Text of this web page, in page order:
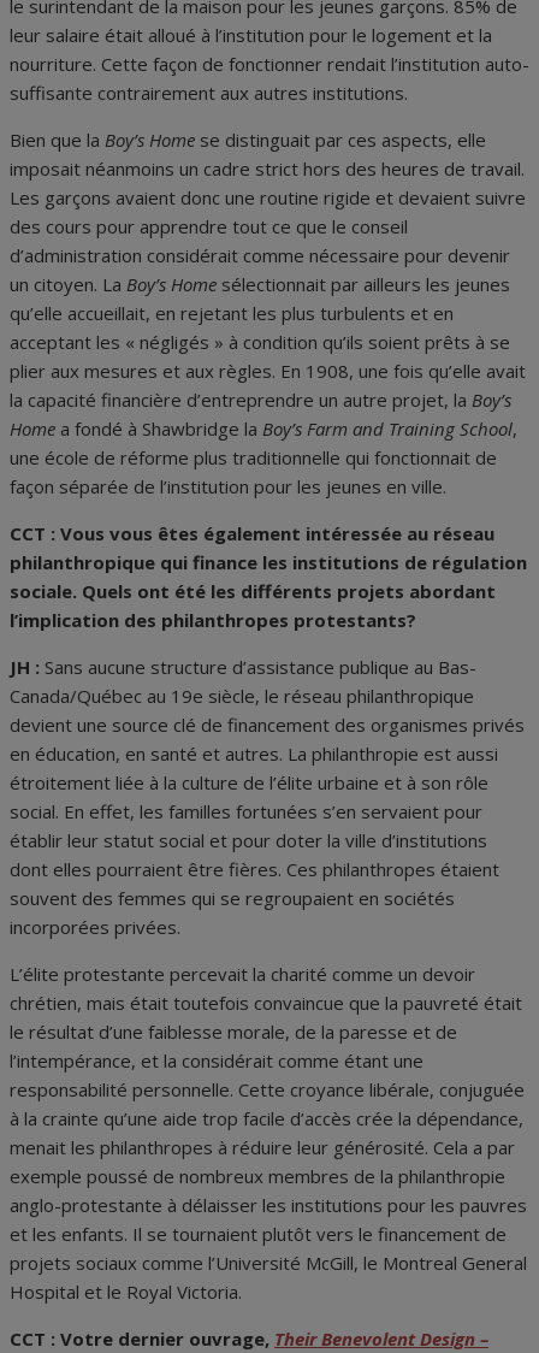
le surintendant de la maison pour les jeunes garçons. 85% de
leur salaire était alloué à l’institution pour le logement et la
nourriture. Cette façon de fonctionner rendait l’institution auto-
suffisante contrairement aux autres institutions.
Bien que la Boy’s Home se distinguait par ces aspects, elle
imposait néanmoins un cadre strict hors des heures de travail.
Les garçons avaient donc une routine rigide et devaient suivre
des cours pour apprendre tout ce que le conseil
d’administration considérait comme nécessaire pour devenir
un citoyen. La Boy’s Home sélectionnait par ailleurs les jeunes
qu’elle accueillait, en rejetant les plus turbulents et en
acceptant les « négligés » à condition qu’ils soient prêts à se
plier aux mesures et aux règles. En 1908, une fois qu’elle avait
la capacité financière d’entreprendre un autre projet, la Boy’s
Home a fondé à Shawbridge la Boy’s Farm and Training School,
une école de réforme plus traditionnelle qui fonctionnait de
façon séparée de l’institution pour les jeunes en ville.
CCT : Vous vous êtes également intéressée au réseau
philanthropique qui finance les institutions de régulation
sociale. Quels ont été les différents projets abordant
l’implication des philanthropes protestants?
JH : Sans aucune structure d’assistance publique au Bas-
Canada/Québec au 19e siècle, le réseau philanthropique
devient une source clé de financement des organismes privés
en éducation, en santé et autres. La philanthropie est aussi
étroitement liée à la culture de l’élite urbaine et à son rôle
social. En effet, les familles fortunées s’en servaient pour
établir leur statut social et pour doter la ville d’institutions
dont elles pourraient être fières. Ces philanthropes étaient
souvent des femmes qui se regroupaient en sociétés
incorporées privées.
L’élite protestante percevait la charité comme un devoir
chrétien, mais était toutefois convaincue que la pauvreté était
le résultat d’une faiblesse morale, de la paresse et de
l’intempérance, et la considérait comme étant une
responsabilité personnelle. Cette croyance libérale, conjuguée
à la crainte qu’une aide trop facile d’accès crée la dépendance,
menait les philanthropes à réduire leur générosité. Cela a par
exemple poussé de nombreux membres de la philanthropie
anglo-protestante à délaisser les institutions pour les pauvres
et les enfants. Il se tournaient plutôt vers le financement de
projets sociaux comme l’Université McGill, le Montreal General
Hospital et le Royal Victoria.
CCT : Votre dernier ouvrage, Their Benevolent Design –